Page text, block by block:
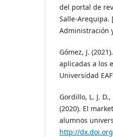
del portal de
Salle-Arequipa.
Administración
Gómez, J.
aplicadas a los
Universidad
Gordillo, L. J.
(2020). El
alumnos
http://